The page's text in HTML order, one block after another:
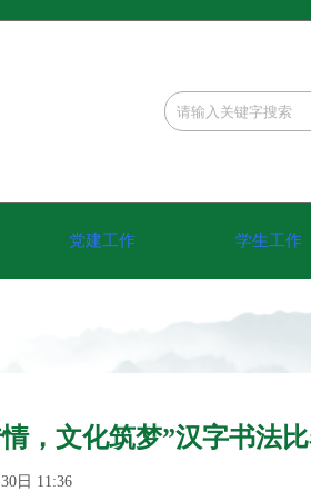
党建工作 学生工作
，文化筑梦”汉字书法
日 11:36